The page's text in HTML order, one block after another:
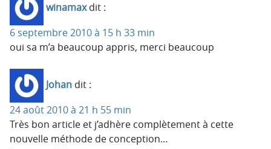
winamax dit :
6 septembre 2010 à 15 h 33 min
oui sa m’a beaucoup appris, merci beaucoup
Johan dit :
24 août 2010 à 21 h 55 min
Très bon article et j’adhère complètement à cette
nouvelle méthode de conception…